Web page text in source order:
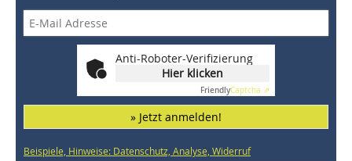
Anti-Roboter-Verifizierung
Hier klicken
FriendlyCaptcha ⇗
» Jetzt anmelden!
Beispiele, Hinweise: Datenschutz, Analyse, Widerruf